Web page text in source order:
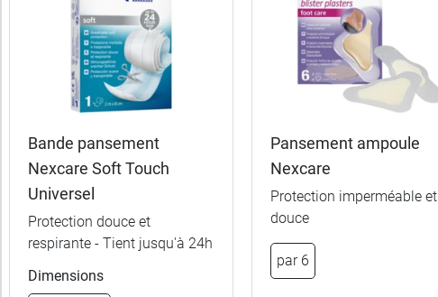
Bande pansement
Nexcare Soft Touch
Universel
Protection douce et
respirante - Tient jusqu'à 24h
Dimensions
Pansement ampoule
Nexcare
Protection imperméable et
douce
par 6